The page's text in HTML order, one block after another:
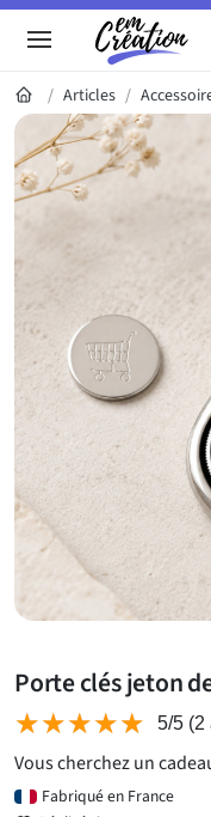
Articles
Galerie du produit
Porte clés jeton
★★★★★
★★★★★ 5/5 (2
Vous cherchez un
Fabriqué en France